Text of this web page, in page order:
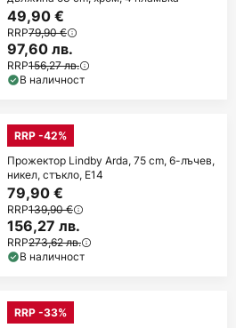
49,90 €
RRP79,90 €
97,60 лв.
RRP156,27 лв.
В наличност
RRP -42%
Прожектор Lindby Arda, 75 cm, 6-лъчев,
никел, стъкло, E14
79,90 €
RRP139,90 €
156,27 лв.
RRP273,62 лв.
В наличност
RRP -33%